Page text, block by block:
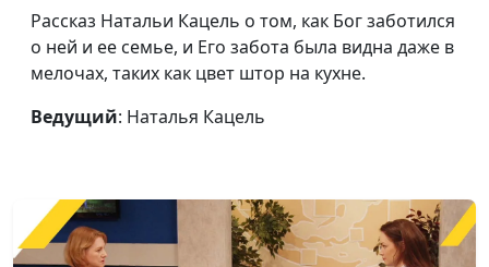
Случайный разговор
изменил жизнь
Роман Седов #86
Иисус освобождает от
Роман Седов
Бога
Божьи дети среди
Роман Седов #83
Рассказ Натальи Кацель о том, как Бог заботился
о ней и ее семье, и Его забота была видна даже в
мелочах, таких как цвет штор на кухне.
Ведущий: Наталья Кацель